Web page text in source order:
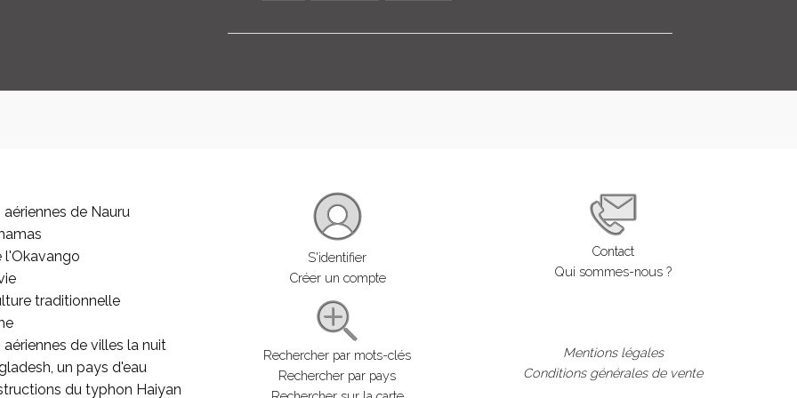
de Nauru
l'Okavango
traditionnelle
de villes la nuit
un pays d'eau
du typhon Haiyan
S'identifier
Créer un compte
Rechercher par mots-clés
Rechercher par pays
Contact
Qui sommes-nous ?
Mentions légales
Conditions générales de vente